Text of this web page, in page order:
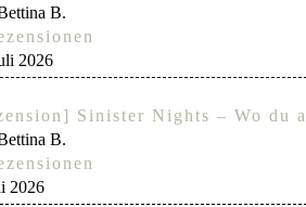
B.
2026
Sinister Nights – Wo du
B.
2026